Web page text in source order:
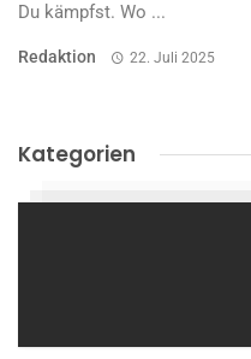
Du kämpfst. Wo ...
Redaktion 22. Juli 2025
Kategorien